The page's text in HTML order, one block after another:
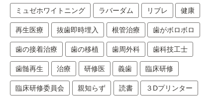
ミュゼホワイトニング ラバーダム リブレ 健康
再生医療 抜歯即時埋入 根管治療 歯がボロボロ
歯の接着治療 歯の移植 歯周外科 歯科技工士
歯髄再生 治療 研修医 義歯 臨床研修
臨床研修委員会 親知らず 読書 ３Dプリンター